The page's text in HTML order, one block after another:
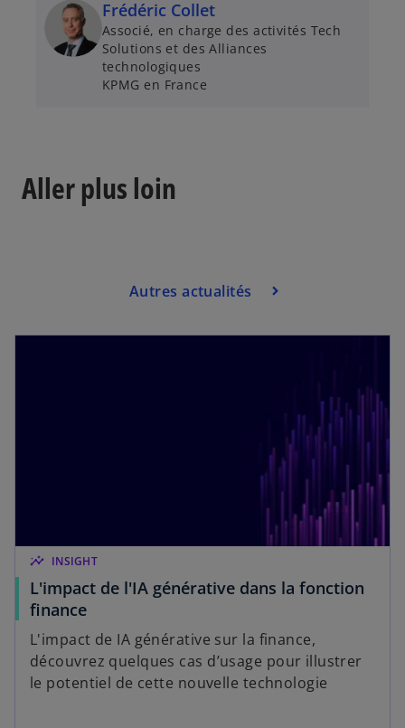
Frédéric Collet
Associé, en charge des activités Tech
Solutions et des Alliances
technologiques
KPMG en France
Aller plus loin
Autres actualités
insights INSIGHT
L'impact de l'IA générative dans la fonction
finance
L'impact de IA générative sur la finance,
découvrez quelques cas d’usage pour illustrer
le potentiel de cette nouvelle technologie